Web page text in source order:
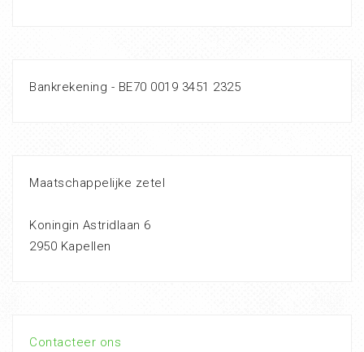
Bankrekening - BE70 0019 3451 2325
Maatschappelijke zetel
Koningin Astridlaan 6
2950 Kapellen
Contacteer ons